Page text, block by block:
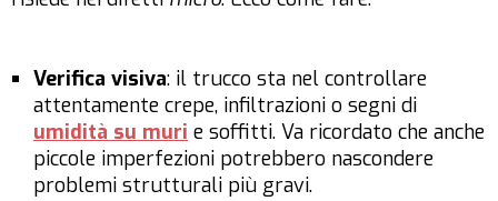
Verifica visiva: il trucco sta nel controllare
attentamente crepe, infiltrazioni o segni di
umidità su muri e soffitti. Va ricordato che anche
piccole imperfezioni potrebbero nascondere
problemi strutturali più gravi.